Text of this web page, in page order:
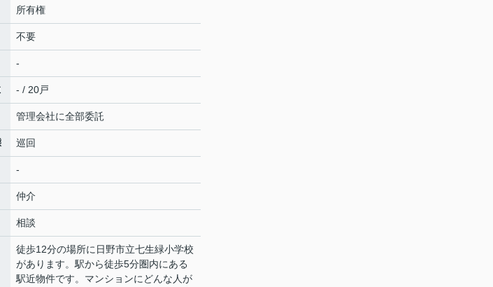
所有権
不要
-
- / 20戸
管理会社に全部委託
巡回
-
仲介
相談
徒歩12分の場所に日野市立七生緑小学校
があります。駅から徒歩5分圏内にある
駅近物件です。マンションにどんな人が